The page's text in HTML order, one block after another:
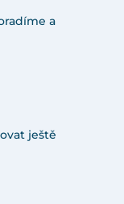
a
ještě